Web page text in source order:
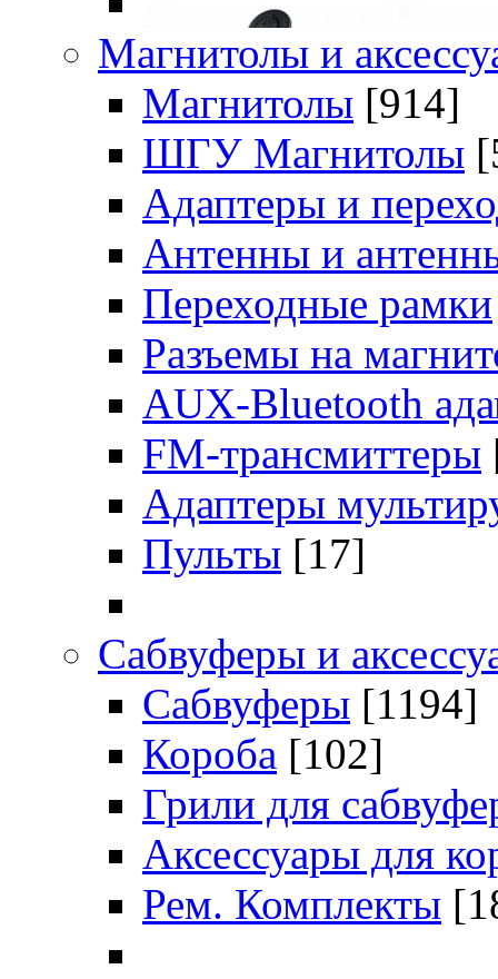
Магнитолы и
Магнитолы [914]
ШГУ Магнитолы
Адаптеры и
Антенны и
Переходные рамки
Разъемы на
AUX-Bluetooth
FM-трансмиттеры
Адаптеры
Пульты [17]
Сабвуферы и
Сабвуферы [1194]
Короба [102]
Грили для
Аксессуары для
Рем. Комплекты